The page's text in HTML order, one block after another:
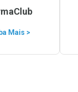
Mais >